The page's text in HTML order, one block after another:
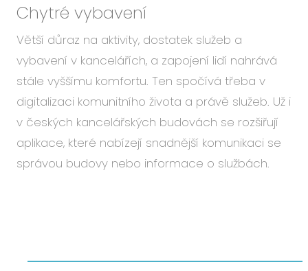
Chytré vybavení
Větší důraz na aktivity, dostatek služeb a
vybavení v kancelářích, a zapojení lidí nahrává
stále vyššímu komfortu. Ten spočívá třeba v
digitalizaci komunitního života a právě služeb. Už i
v českých kancelářských budovách se rozšiřují
aplikace, které nabízejí snadnější komunikaci se
správou budovy nebo informace o službách.